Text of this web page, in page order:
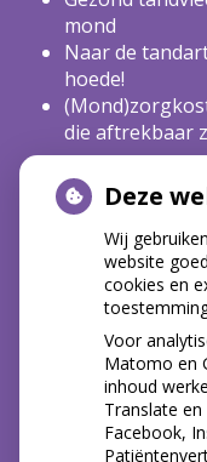
mond
Naar de
hoede!
die aftrekbaar
HOE GEZOND
Deze
Wij
website
cookies en
Voor
Matomo en
inhoud
Translate
Facebook,